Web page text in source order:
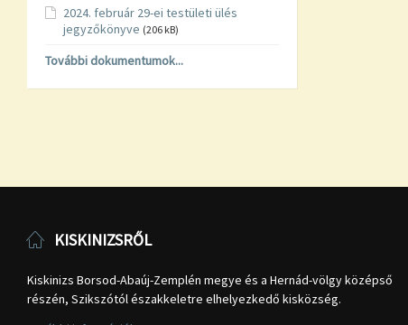
2024. február 29-ei testületi ülés
jegyzőkönyve (206 kB)
További dokumentumok...
KISKINIZSRŐL
Kiskinizs Borsod-Abaúj-Zemplén megye és a Hernád-völgy középső
részén, Szikszótól északkeletre elhelyezkedő kisközség.